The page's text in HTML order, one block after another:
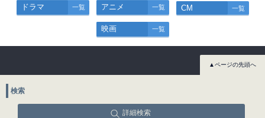
ドラマ 一覧 アニメ 一覧 CM 一覧
映画 一覧
▲ページの先頭へ
検索
詳細検索